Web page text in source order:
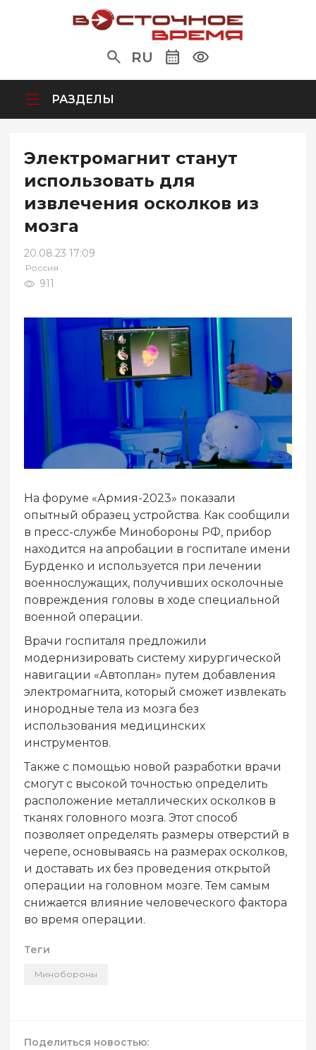
RU
РАЗДЕЛЫ
Электромагнит станут
использовать для
извлечения осколков из
мозга
20.08.23 17:09
Россия
911
На форуме «Армия-2023» показали
опытный образец устройства. Как сообщили
в пресс-службе Минобороны РФ, прибор
находится на апробации в госпитале имени
Бурденко и используется при лечении
военнослужащих, получивших осколочные
повреждения головы в ходе специальной
военной операции.
Врачи госпиталя предложили
модернизировать систему хирургической
навигации «Автоплан» путем добавления
электромагнита, который сможет извлекать
инородные тела из мозга без
использования медицинских
инструментов.
Также с помощью новой разработки врачи
смогут с высокой точностью определить
расположение металлических осколков в
тканях головного мозга. Этот способ
позволяет определять размеры отверстий в
черепе, основываясь на размерах осколков,
и доставать их без проведения открытой
операции на головном мозге. Тем самым
снижается влияние человеческого фактора
во время операции.
Теги
Минобороны
Поделиться новостью: